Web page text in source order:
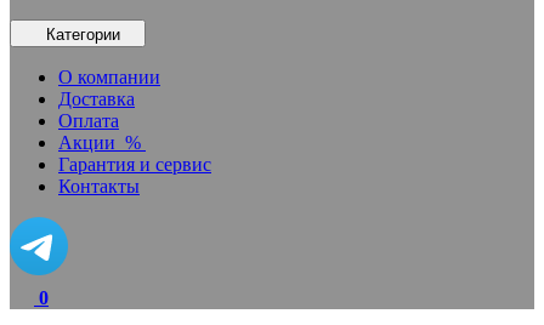
Категории
О компании
Доставка
Оплата
Акции %
Гарантия и сервис
Контакты
0